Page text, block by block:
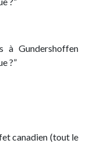
à Gundershoffen
?”
canadien (tout le